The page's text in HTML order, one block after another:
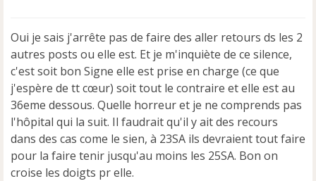
a
g
e
n
o
n
l
u
Oui je sais j'arrête pas de faire des aller retours ds les 2
autres posts ou elle est. Et je m'inquiète de ce silence,
c'est soit bon Signe elle est prise en charge (ce que
j'espère de tt cœur) soit tout le contraire et elle est au
36eme dessous. Quelle horreur et je ne comprends pas
l'hôpital qui la suit. Il faudrait qu'il y ait des recours
dans des cas come le sien, à 23SA ils devraient tout faire
pour la faire tenir jusqu'au moins les 25SA. Bon on
croise les doigts pr elle.